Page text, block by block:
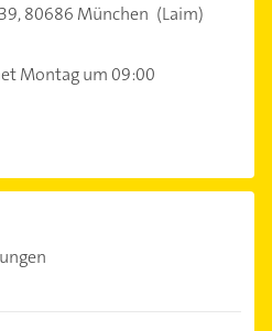
80686 München (Laim)
Montag um 09:00